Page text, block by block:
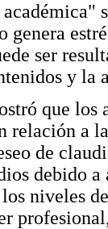
genera
ser
y la
que los
relación a
de
debido
niveles